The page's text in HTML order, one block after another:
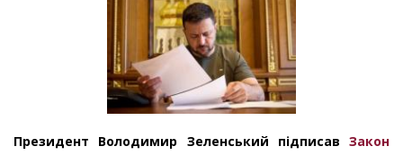
Президент Володимир Зеленський підписав Закон